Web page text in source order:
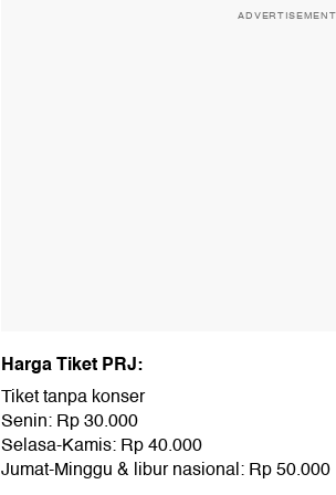
ADVERTISEMENT
Harga Tiket PRJ:
Tiket tanpa konser
Senin: Rp 30.000
Selasa-Kamis: Rp 40.000
Jumat-Minggu & libur nasional: Rp 50.000